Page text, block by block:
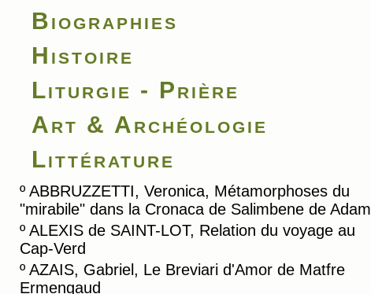
Biographies
Histoire
Liturgie - Prière
Art & Archéologie
Littérature
º ABBRUZZETTI, Veronica, Métamorphoses du
"mirabile" dans la Cronaca de Salimbene de Adam
º ALEXIS de SAINT-LOT, Relation du voyage au
Cap-Verd
º AZAIS, Gabriel, Le Breviari d'Amor de Matfre
Ermengaud